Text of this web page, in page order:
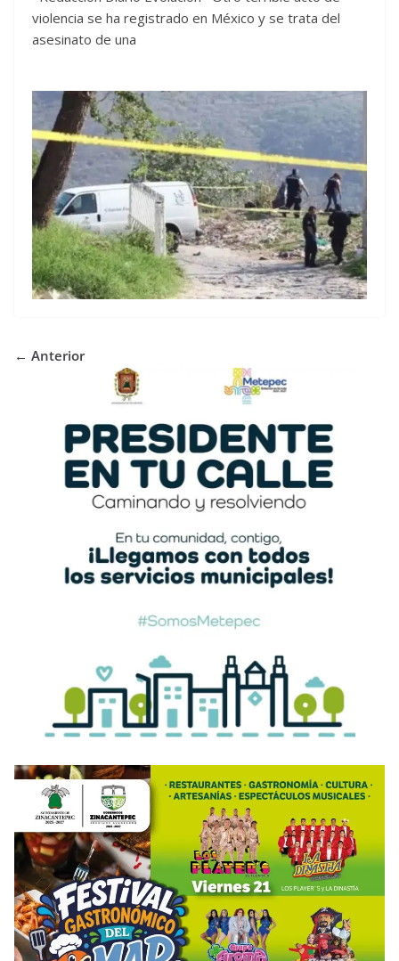
violencia se ha registrado en México y se trata del
asesinato de una
← Anterior